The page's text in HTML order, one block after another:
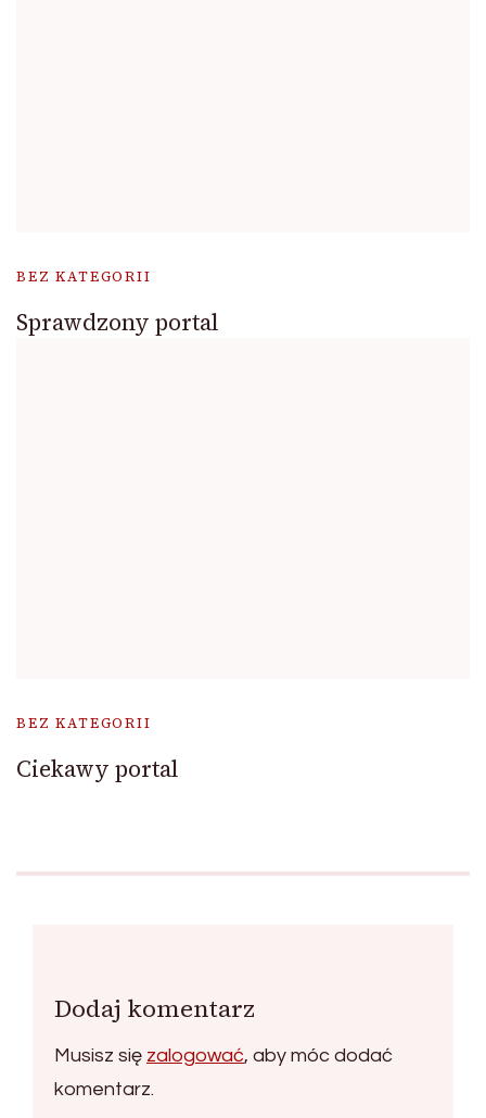
BEZ KATEGORII
Sprawdzony portal
BEZ KATEGORII
Ciekawy portal
Dodaj komentarz
Musisz się zalogować, aby móc dodać
komentarz.